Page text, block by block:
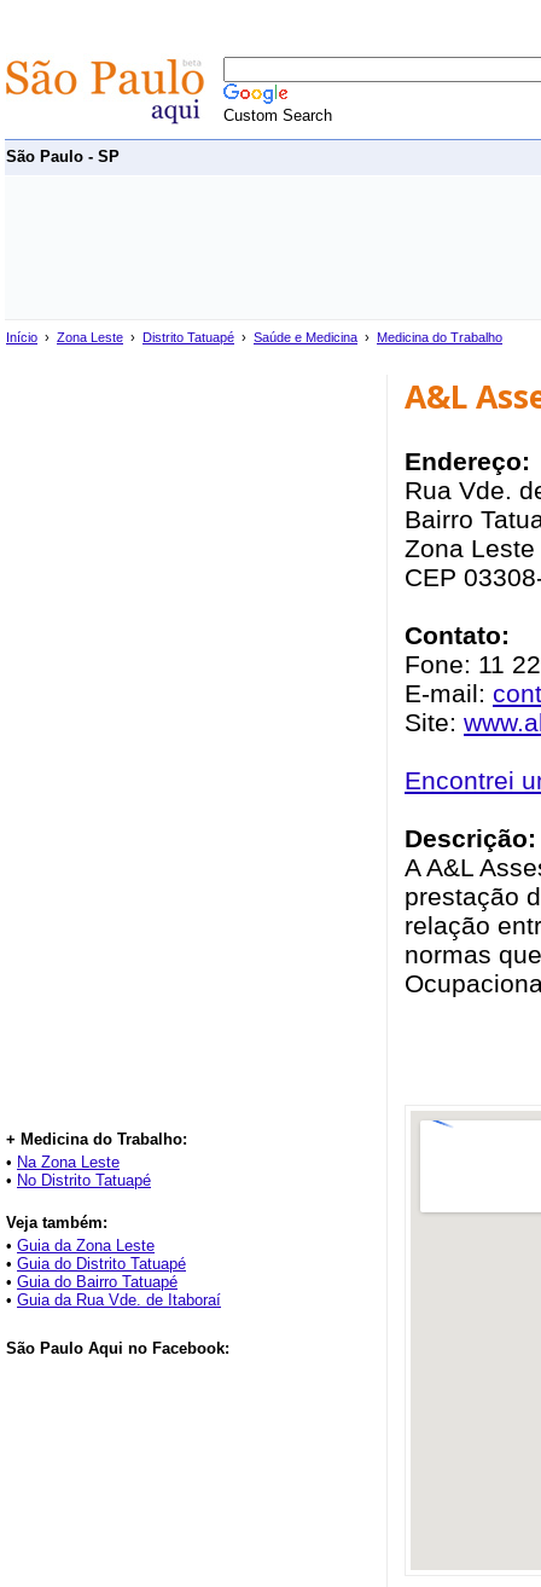
Custom Search
São Paulo - SP
Início › Zona Leste › Distrito Tatuapé › Saúde e Medicina › Medicina do Trabalho
+ Medicina do Trabalho:
• Na Zona Leste
• No Distrito Tatuapé
Veja também:
• Guia da Zona Leste
• Guia do Distrito Tatuapé
• Guia do Bairro Tatuapé
• Guia da Rua Vde. de Itaboraí
São Paulo Aqui no Facebook:
A&L
Endereço:
Rua Vde.
Bairro
Zona
CEP
Contato:
Fone: 11
E-mail:
Site:
Encontrei
Descrição:
A A&L
prestação
relação
normas